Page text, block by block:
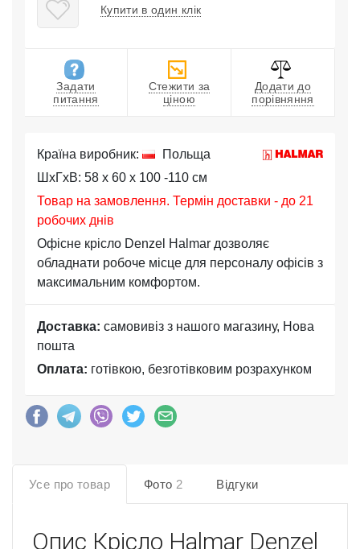
Купити в один клік
Задати
питання
Стежити за
ціною
Додати до
порівняння
Країна виробник:
Польща
ШхГхВ: 58 x 60 x 100 -110 см
Товар на замовлення. Термін доставки - до 21
робочих днів
Офісне крісло Denzel Halmar дозволяє
обладнати робоче місце для персоналу офісів з
максимальним комфортом.
Доставка: самовивіз з нашого магазину, Нова
пошта
Оплата: готівкою, безготівковим розрахунком
Усе про товар Фото 2 Відгуки
Опис Крісло Halmar Denzel